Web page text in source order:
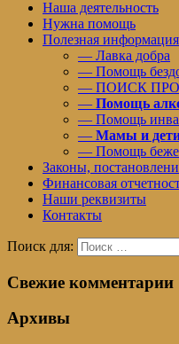
Наша деятельность
Нужна помощь
Полезная информация
— Лавка добра
— Помощь
— ПОИСК
— Помощь
— Помощь
— Мамы и дети
— Помощь
Законы,
Финансовая
Наши реквизиты
Контакты
Поиск для:
Свежие комментарии
Архивы